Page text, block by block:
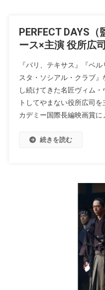
PERFECT DAYS
ース×主演 役所広司
『パリ、テキサス』『ベ
スタ・ソシアル・クラブ
し続けてきた名匠ヴィム
トしてやまない役所広司
カデミー国際長編映画賞に
続きを読む